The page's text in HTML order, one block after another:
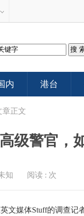
内 港台
章正文
级警官，
知 阅读 : 次
文媒体Stuff的调查记